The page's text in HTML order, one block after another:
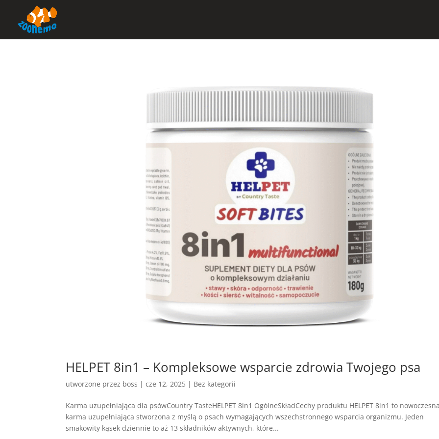
HELPET 8in1 – Kompleksowe wsparcie zdrowia Twojego psa
utworzone przez boss |cze 12, 2025 | Bez kategorii
Karma uzupełniająca dla psówCountry TasteHELPET 8in1 OgólneSkładCechy produktu HELPET 8in1 to
karma uzupełniająca stworzona z myślą o psach wymagających wszechstronnego wsparcia organizmu. Jeden
smakowity kąsek dziennie to aż 13 składników aktywnych, które...